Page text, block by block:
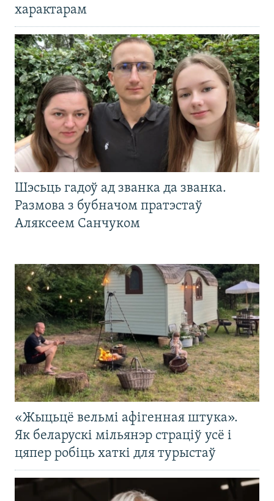
характарам
Шэсьць гадоў ад званка да званка.
Размова з бубначом пратэстаў
Аляксеем Санчуком
«Жыцьцё вельмі афігенная штука».
Як беларускі мільянэр страціў усё і
цяпер робіць хаткі для турыстаў